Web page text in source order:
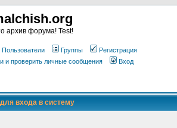
архив форума! Test!
Пользователи Группы
Регистрация
и проверить личные сообщения Вход
входа в систему